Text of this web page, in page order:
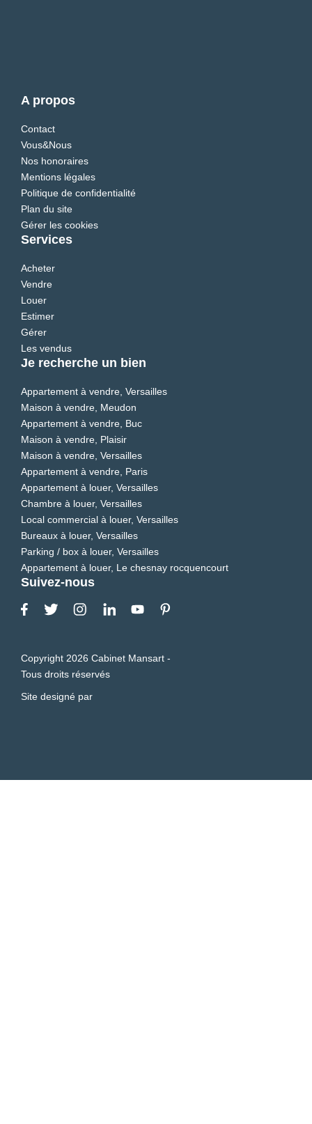
A propos
Contact
Vous&Nous
Nos honoraires
Mentions légales
Politique de confidentialité
Plan du site
Gérer les cookies
Services
Acheter
Vendre
Louer
Estimer
Gérer
Les vendus
Je recherche un bien
Appartement à vendre, Versailles
Maison à vendre, Meudon
Appartement à vendre, Buc
Maison à vendre, Plaisir
Maison à vendre, Versailles
Appartement à vendre, Paris
Appartement à louer, Versailles
Chambre à louer, Versailles
Local commercial à louer, Versailles
Bureaux à louer, Versailles
Parking / box à louer, Versailles
Appartement à louer, Le chesnay rocquencourt
Suivez-nous
Copyright 2026 Cabinet Mansart -
Tous droits réservés
Site designé par